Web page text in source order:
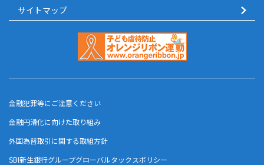
サイトマップ
金融犯罪等にご注意ください
金融円滑化に向けた取り組み
外国為替取引に関する取組方針
SBI新生銀行グループグローバルタックスポリシー